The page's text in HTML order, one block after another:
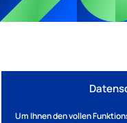
Um Ihnen den vollen